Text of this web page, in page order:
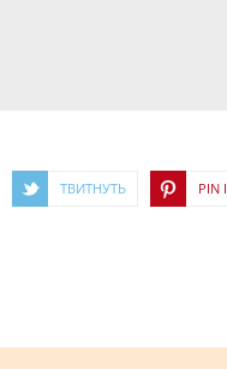
ТВИТНУТЬ PIN